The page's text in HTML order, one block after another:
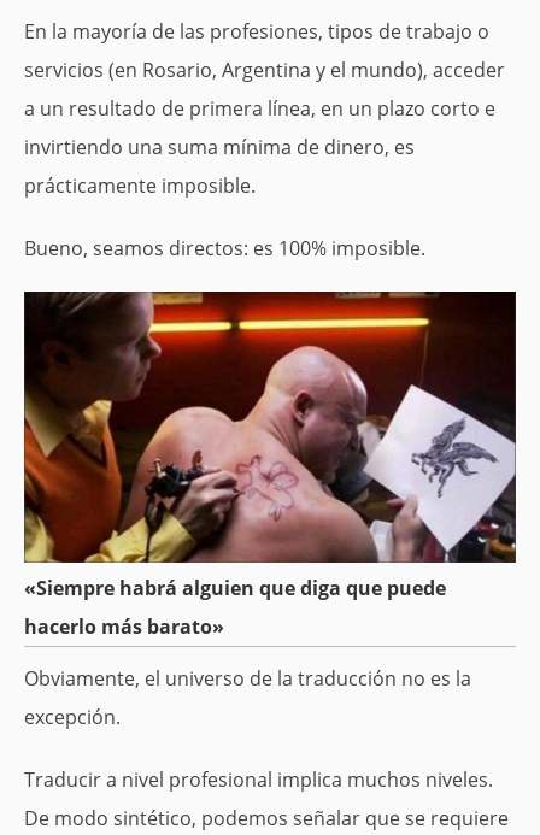
En la mayoría de las profesiones, tipos de trabajo o
servicios (en Rosario, Argentina y el mundo), acceder
a un resultado de primera línea, en un plazo corto e
invirtiendo una suma mínima de dinero, es
prácticamente imposible.
Bueno, seamos directos: es 100% imposible.
«Siempre habrá alguien que diga que puede
hacerlo más barato»
Obviamente, el universo de la traducción no es la
excepción.
Traducir a nivel profesional implica muchos niveles.
De modo sintético, podemos señalar que se requiere